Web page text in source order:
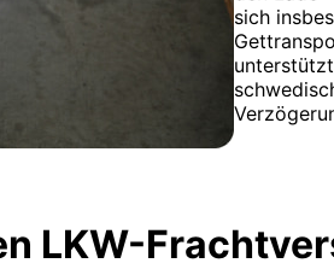
sich
LKW-